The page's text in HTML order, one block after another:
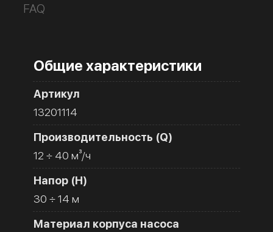
FAQ
Общие характеристики
Артикул
13201114
Производительность (Q)
12 ÷ 40 м³/ч
Напор (H)
30 ÷ 14 м
Материал корпуса насоса